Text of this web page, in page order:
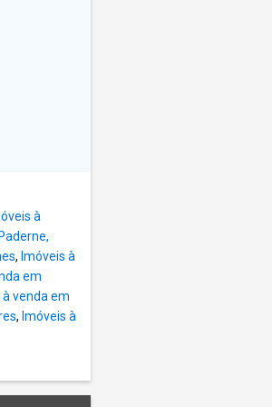
à
, Imóveis à
em
à venda em
, Imóveis à